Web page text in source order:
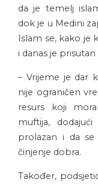
da je temelj
dok je u Medini
Islam se, kako je
i danas je
– Vrijeme je dar
nije ograničen
resurs koji
muftija,
prolazan i da
činjenje dobra.
Također,